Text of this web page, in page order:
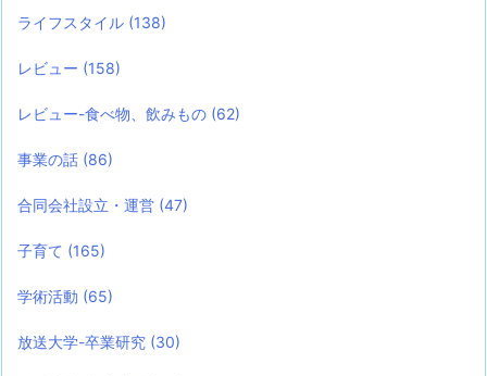
ライフスタイル (138)
レビュー (158)
レビュー-食べ物、飲みもの (62)
事業の話 (86)
合同会社設立・運営 (47)
子育て (165)
学術活動 (65)
放送大学-卒業研究 (30)